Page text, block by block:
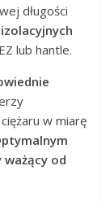
długości
lub hantle.
w miarę
od